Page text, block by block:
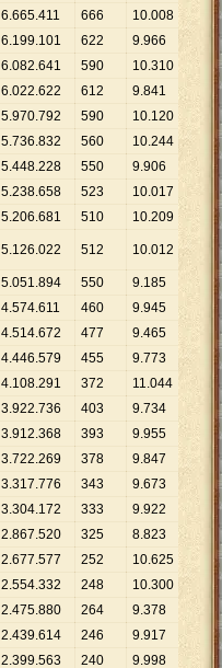
6.665.411 666 10.008
6.199.101 622 9.966
6.082.641 590 10.310
6.022.622 612 9.841
5.970.792 590 10.120
5.736.832 560 10.244
5.448.228 550 9.906
5.238.658 523 10.017
5.206.681 510 10.209
5.126.022 512 10.012
5.051.894 550 9.185
4.574.611 460 9.945
4.514.672 477 9.465
4.446.579 455 9.773
4.108.291 372 11.044
3.922.736 403 9.734
3.912.368 393 9.955
3.722.269 378 9.847
3.317.776 343 9.673
3.304.172 333 9.922
2.867.520 325 8.823
2.677.577 252 10.625
2.554.332 248 10.300
2.475.880 264 9.378
2.439.614 246 9.917
2.399.563 240 9.998